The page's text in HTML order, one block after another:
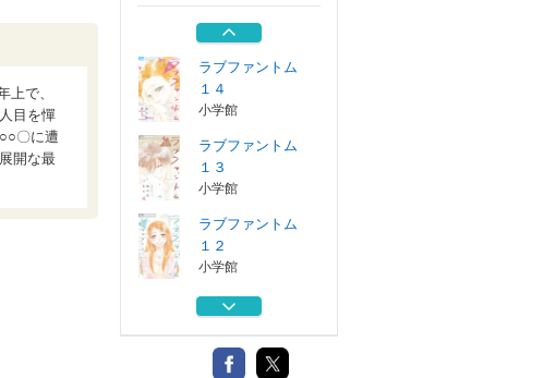
で、
目を憚
〇に遭
開な最
９
小学館
ラブファントム
１４
小学館
ラブファントム
１３
小学館
ラブファントム
１２
小学館
ラブファントム
小学館